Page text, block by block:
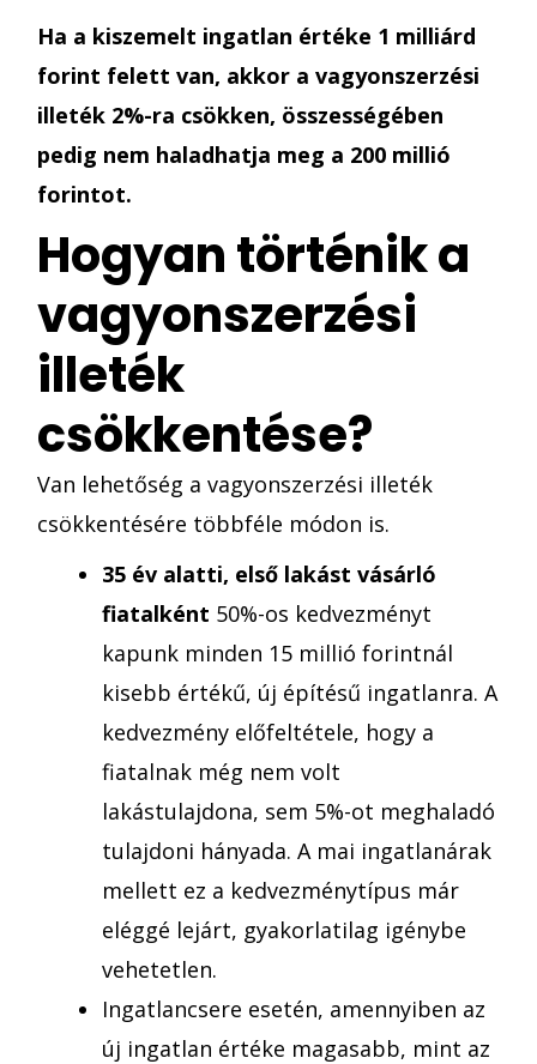
Ha a kiszemelt ingatlan értéke 1 milliárd
forint felett van, akkor a vagyonszerzési
illeték 2%-ra csökken, összességében
pedig nem haladhatja meg a 200 millió
forintot.
Hogyan történik a
vagyonszerzési
illeték
csökkentése?
Van lehetőség a vagyonszerzési illeték
csökkentésére többféle módon is.
35 év alatti, első lakást vásárló
fiatalként 50%-os kedvezményt
kapunk minden 15 millió forintnál
kisebb értékű, új építésű ingatlanra. A
kedvezmény előfeltétele, hogy a
fiatalnak még nem volt
lakástulajdona, sem 5%-ot meghaladó
tulajdoni hányada. A mai ingatlanárak
mellett ez a kedvezménytípus már
eléggé lejárt, gyakorlatilag igénybe
vehetetlen.
Ingatlancsere esetén, amennyiben az
új ingatlan értéke magasabb, mint az